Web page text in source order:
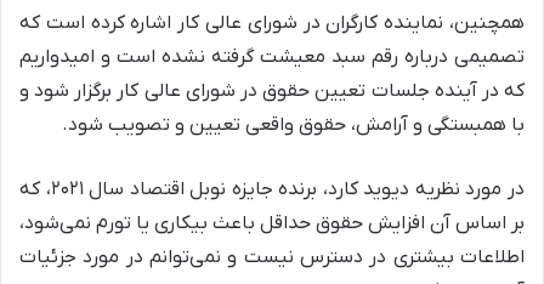
همچنین، نماینده کارگران در شورای عالی کار اشاره کرده است که
تصمیمی درباره رقم سبد معیشت گرفته نشده است و امیدواریم
که در آینده جلسات تعیین حقوق در شورای عالی کار برگزار شود و
با همبستگی و آرامش، حقوق واقعی تعیین و تصویب شود.
در مورد نظریه دیوید کارد، برنده جایزه نوبل اقتصاد سال ۲۰۲۱، که
بر اساس آن افزایش حقوق حداقل باعث بیکاری یا تورم نمی‌شود،
اطلاعات بیشتری در دسترس نیست و نمی‌توانم در مورد جزئیات